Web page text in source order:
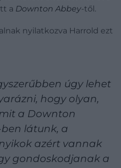
a Downton Abbey-től.
nyilatkozva Harrold ezt
úgy lehet
hogy olyan,
a Downton
látunk, a
azért vannak
gondoskodjanak a